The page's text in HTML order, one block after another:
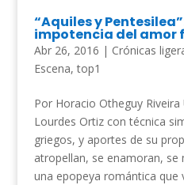
“Aquiles y
impotencia del amor
Abr 26, 2016 | Crónicas
Escena,top1
Por Horacio Otheguy
Lourdes Ortiz con técnica
griegos, y aportes de su
atropellan, se enamoran, se
una epopeya romántica que